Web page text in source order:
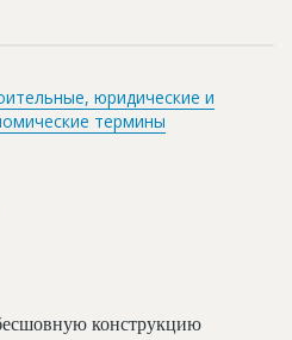
юридические и
термины
конструкцию